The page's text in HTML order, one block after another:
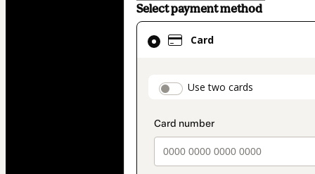
Select payment method
Card
Use two cards
Card
selected
method